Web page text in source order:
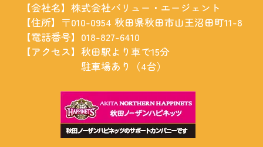
【会社名】 株式会社バリュー・エージェント
【住所】 〒010-0954 秋田県秋田市山王沼田町11-8
【電話番号】 018-827-6410
【アクセス】 秋田駅より車で15分
駐車場あり（4台）